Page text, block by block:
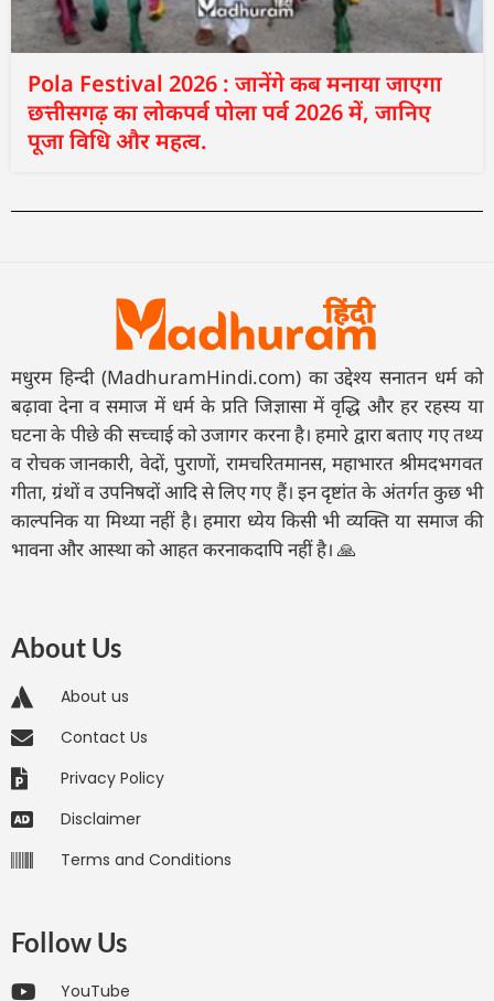
Pola Festival 2026 : जानेंगे कब मनाया जाएगा
छत्तीसगढ़ का लोकपर्व पोला पर्व 2026 में, जानिए
पूजा विधि और महत्व.
मधुरम हिन्दी (MadhuramHindi.com) का उद्देश्य सनातन धर्म को
बढ़ावा देना व समाज में धर्म के प्रति जिज्ञासा में वृद्धि और हर रहस्य या
घटना के पीछे की सच्चाई को उजागर करना है। हमारे द्वारा बताए गए तथ्य
व रोचक जानकारी, वेदों, पुराणों, रामचरितमानस, महाभारत श्रीमदभगवत
गीता, ग्रंथों व उपनिषदों आदि से लिए गए हैं। इन दृष्टांत के अंतर्गत कुछ भी
काल्पनिक या मिथ्या नहीं है। हमारा ध्येय किसी भी व्यक्ति या समाज की
भावना और आस्था को आहत करनाकदापि नहीं है। 🙏
About Us
About us
Contact Us
Privacy Policy
Disclaimer
Terms and Conditions
Follow Us
YouTube